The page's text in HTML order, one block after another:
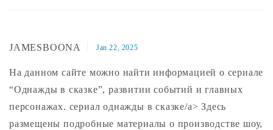
JAMESBOONA Jan 22, 2025
На данном сайте можно найти информацией о сериале
“Однажды в сказке”, развитии событий и главных
персонажах. сериал однажды в сказке/a> Здесь
размещены подробные материалы о производстве шоу,